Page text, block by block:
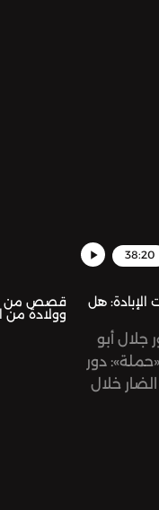
38:20
هل
جلال أبو
دور
خلال
قصص من
وولادة من